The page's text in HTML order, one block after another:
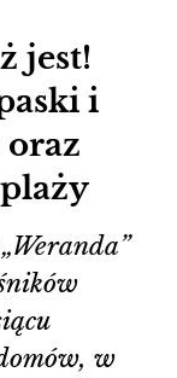
jest!
i
w